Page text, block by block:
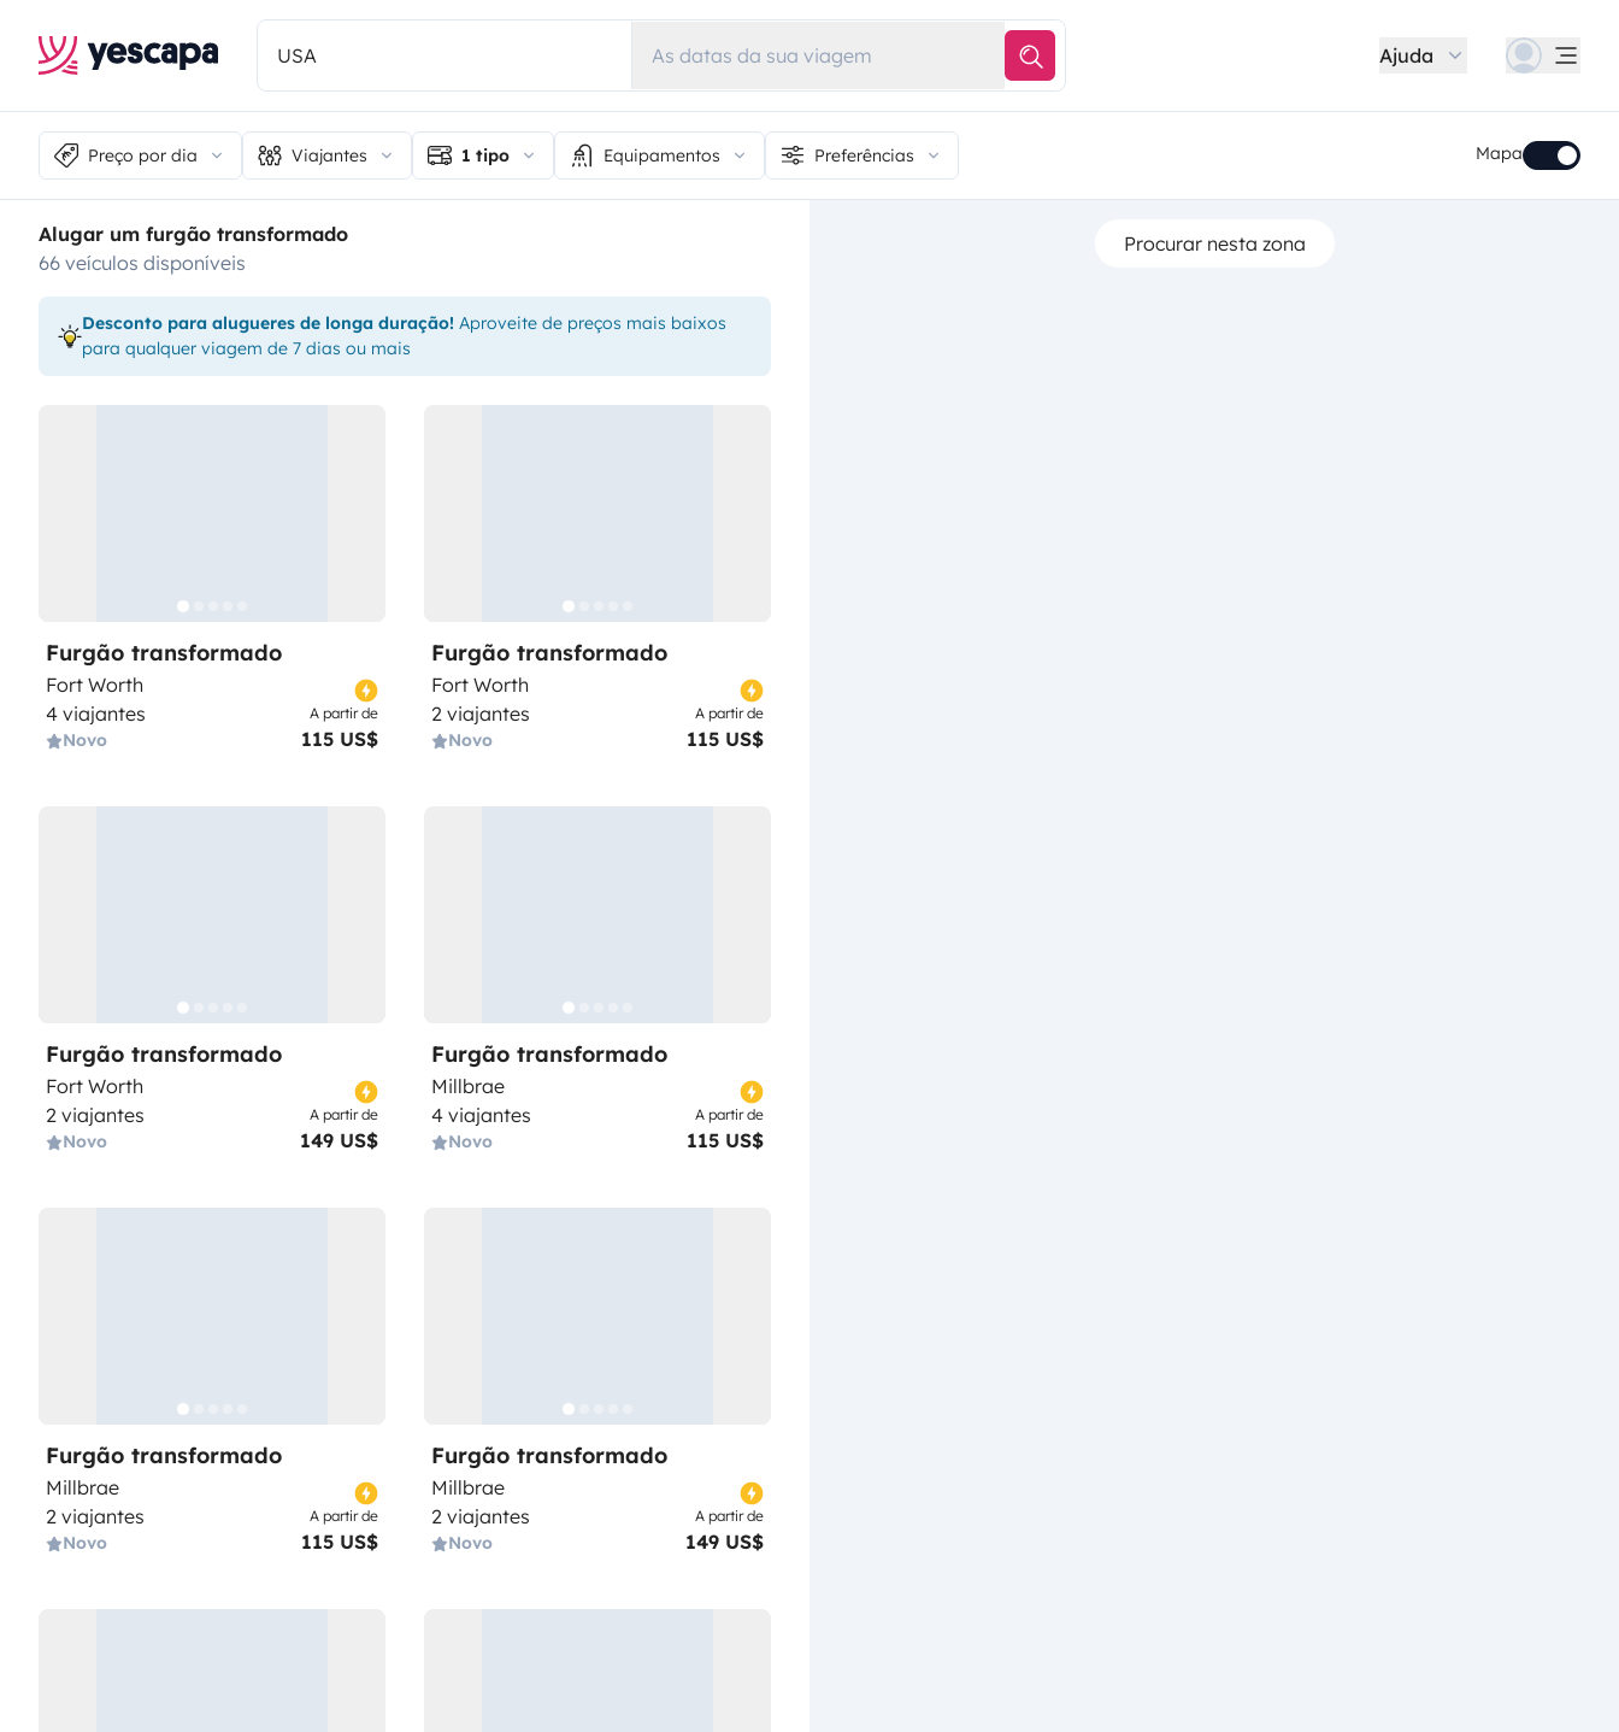
As datas da sua viagem Ajuda
Preço por dia Viajantes 1 tipo Equipamentos Preferências Mapa
Alugar um furgão transformado
66 veículos disponíveis
Desconto para alugueres de longa duração! Aproveite de preços mais baixos
para qualquer viagem de 7 dias ou mais
Furgão transformado
Fort Worth
4 viajantes
Novo
A partir de
115 US$
Furgão transformado
Fort Worth
2 viajantes
Novo
A partir de
115 US$
Furgão transformado
Fort Worth
2 viajantes
Novo
A partir de
149 US$
Furgão transformado
Millbrae
4 viajantes
Novo
A partir de
115 US$
Furgão transformado
Millbrae
2 viajantes
Novo
A partir de
115 US$
Furgão transformado
Millbrae
2 viajantes
Novo
A partir de
149 US$
Procurar nesta zona